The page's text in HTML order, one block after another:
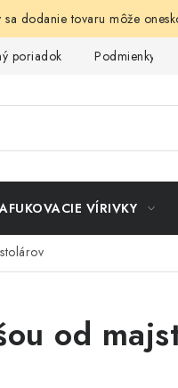
dodanie tovaru môže
poriadok Podmienky
VÍRIVKY
od